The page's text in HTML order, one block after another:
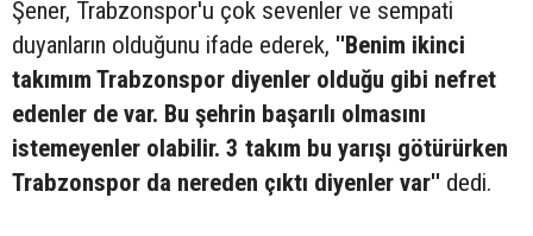
Şener, Trabzonspor'u çok sevenler ve sempati
duyanların olduğunu ifade ederek, ''Benim ikinci
takımım Trabzonspor diyenler olduğu gibi nefret
edenler de var. Bu şehrin başarılı olmasını
istemeyenler olabilir. 3 takım bu yarışı götürürken
Trabzonspor da nereden çıktı diyenler var'' dedi.